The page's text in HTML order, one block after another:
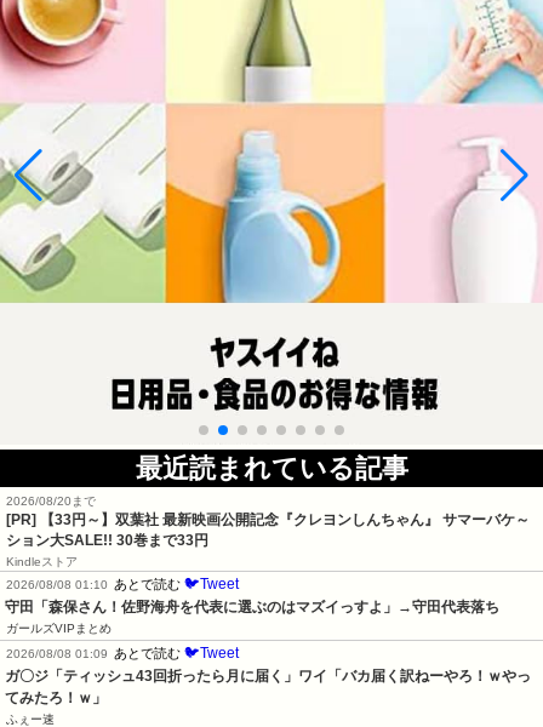
最近読まれている記事
2026/08/20まで
[PR]
【33円～】双葉社 最新映画公開記念『クレヨンしんちゃん』 サマーバケ～
ション大SALE!! 30巻まで33円
Kindleストア
2026/08/08 01:10
あとで読む 🐦Tweet
守田「森保さん！佐野海舟を代表に選ぶのはマズイっすよ」→守田代表落ち
ガールズVIPまとめ
2026/08/08 01:09
あとで読む 🐦Tweet
ガ〇ジ「ティッシュ43回折ったら月に届く」ワイ「バカ届く訳ねーやろ！ｗやっ
てみたろ！ｗ」
ふぇー速